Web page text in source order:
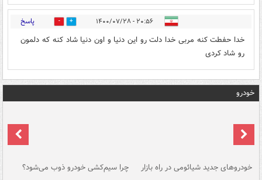
۲۰:۵۶ - ۱۴۰۰/۰۷/۲۸ 0 پاسخ
خدا حفطت کنه مربی خدا دلت رو این دنیا و اون دنیا شاد کنه که دلمون
رو شاد کردی
خودرو
خودروهای جدید شیائومی در راه بازار چرا سیم‌کشی خودرو ذوب می‌شود؟